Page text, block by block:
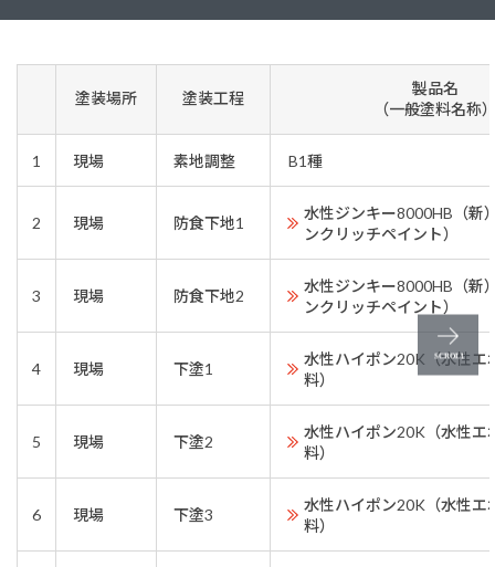
塗装場所 塗装工程
製品名
（一般塗料名称
1 現場 素地調整 B1種
2 現場 防食下地1
水性ジンキー8000HB（新
ンクリッチペイント）
3 現場 防食下地2
水性ジンキー8000HB（新
ンクリッチペイント）
4 現場 下塗1
水性ハイポン20K（水性エ
料）
5 現場 下塗2
水性ハイポン20K（水性エ
料）
6 現場 下塗3
水性ハイポン20K（水性エ
料）